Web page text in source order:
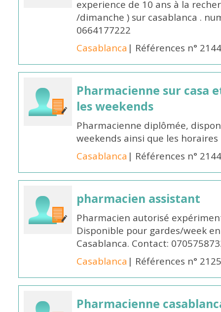
experience de 10 ans à la
/dimanche ) sur casablanca .
0664177222
Casablanca | Références n°
Pharmacienne sur casa
les weekends
Pharmacienne diplômée,
weekends ainsi que les
Casablanca | Références n°
pharmacien assistant
Pharmacien autorisé
Disponible pour gardes/week
Casablanca. Contact:
Casablanca | Références n°
Pharmacienne